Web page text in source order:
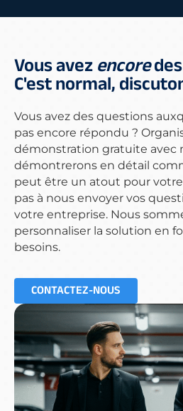
Vous avezencore
C'est normal,
Vous avez des questions
pas encore répondu ?
démonstration gratuite avec
démontrerons en détail
peut être un atout pour votre
pas à nous envoyer vos
votre entreprise. Nous
personnaliser la solution en
besoins.
CONTACTEZ-NOUS